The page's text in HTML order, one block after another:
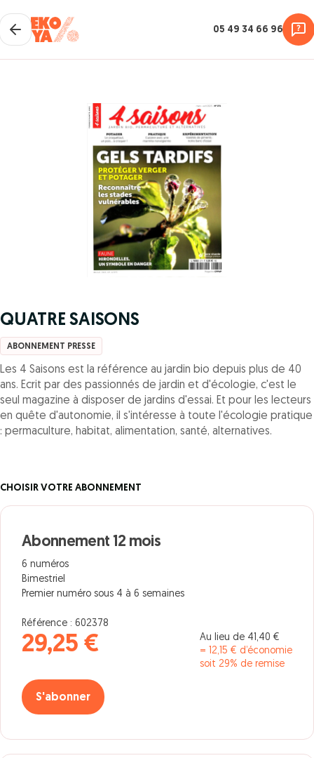
05 49 34 66 96
QUATRE SAISONS
ABONNEMENT PRESSE
Les 4 Saisons est la référence au jardin bio depuis plus de 40
ans. Ecrit par des passionnés de jardin et d'écologie, c'est le
seul magazine à disposer de jardins d'essai. Et pour les lecteurs
en quête d'autonomie, il s'intéresse à toute l'écologie pratique
: permaculture, habitat, alimentation, santé, alternatives.
CHOISIR VOTRE ABONNEMENT
Abonnement 12 mois
6 numéros
Bimestriel
Premier numéro sous 4 à 6 semaines
Référence : 602378
29,25 €
Au lieu de 41,40 €
= 12,15 € d’économie
soit 29% de remise
S'abonner